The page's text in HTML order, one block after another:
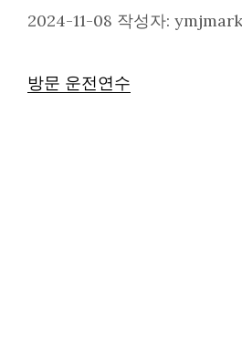
2024-11-08 작성자:
방문 운전연수